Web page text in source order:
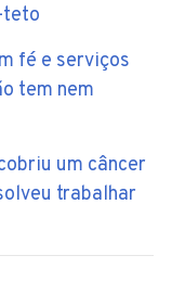
teto
fé e serviços
tem nem
um câncer
trabalhar